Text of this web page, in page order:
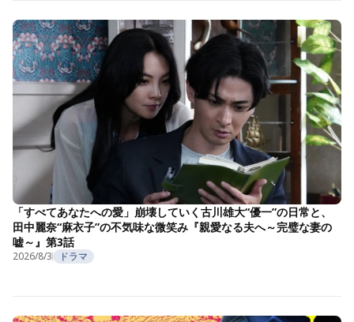
「すべてあなたへの愛」崩壊していく古川雄大“優一”の日常と、
田中麗奈“麻衣子”の不気味な微笑み『親愛なる夫へ～完璧な妻の
嘘～』第3話
2026/8/3 ドラマ